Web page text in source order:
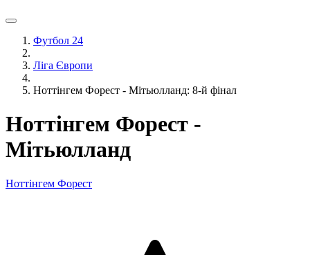
Футбол 24
Ліга Європи
Ноттінгем Форест - Мітьюлланд: 8-й фінал
Ноттінгем Форест -
Мітьюлланд
Ноттінгем Форест